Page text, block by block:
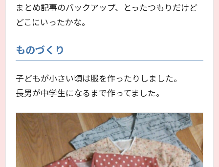
まとめ記事のバックアップ、とったつもりだけど
どこにいったかな。
ものづくり
子どもが小さい頃は服を作ったりしました。
長男が中学生になるまで作ってました。